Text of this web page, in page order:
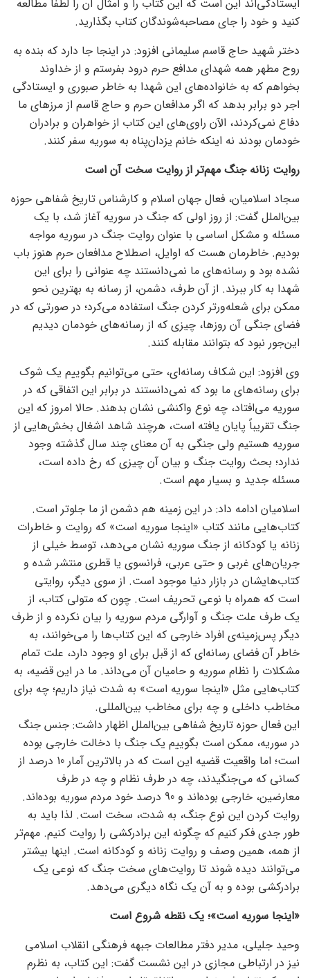
ایستادگی‌اند این است که این کتاب را و امثال آن را لطفاً مطالعه
کنید و خود را جای مصاحبه‌شوندگان کتاب بگذارید.
دختر شهید حاج قاسم سلیمانی افزود: در اینجا جا دارد که بنده به
روح مطهر همه شهدای مدافع حرم درود بفرستم و از خداوند
بخواهم که به خانواده‌های این شهدا به خاطر صبوری و ایستادگی
اجر دو برابر بدهد که اگر مدافعان حرم و حاج قاسم از مرزهای ما
دفاع نمی‌کردند، الآن راوی‌های این کتاب از خواهران و برادران
خودمان بودند نه اینکه خانم یزدان‌پناه به سوریه سفر کنند.
روایت زنانه جنگ مهم‌تر از روایت سخت آن است
سجاد اسلامیان، فعال جهان اسلام و کارشناس تاریخ شفاهی حوزه
بین‌الملل گفت: از روز اولی که جنگ در سوریه آغاز شد، با یک
مسئله‌ و مشکل اساسی با عنوان روایت جنگ در سوریه مواجه
بودیم. خاطرمان هست که اوایل، اصطلاح مدافعان حرم هنوز باب
نشده بود و رسانه‌های ما نمی‌دانستند چه عنوانی را برای این
شهدا به کار ببرند. از آن طرف، دشمن، از رسانه به بهترین نحو
ممکن برای شعله‌ورتر کردن جنگ استفاده می‌کرد؛ در صورتی که در
فضای جنگی آن روزها، چیزی که از رسانه‌های خودمان دیدیم
این‌جور نبود که بتوانند مقابله کنند.
وی افزود: این شکاف رسانه‌ای، حتی می‌توانیم بگوییم یک شوک
برای رسانه‌های ما بود که نمی‌دانستند در برابر این اتفاقی که در
سوریه می‌افتاد، چه نوع واکنشی نشان بدهند. حالا امروز که این
جنگ تقریباً پایان یافته است، هرچند شاهد اشغال بخش‌هایی از
سوریه هستیم ولی جنگی به آن معنای چند سال گذشته وجود
ندارد؛ بحث روایت جنگ و بیان آن چیزی که رخ داده است،
مسئله‌ جدید و بسیار مهم است.
اسلامیان ادامه داد: در این زمینه هم دشمن از ما جلوتر است.
کتاب‌هایی مانند کتاب «اینجا سوریه است» که روایت و خاطرات
زنانه یا کودکانه از جنگ سوریه نشان می‌دهد، توسط خیلی از
جریان‌های غربی و حتی عربی، فرانسوی یا قطری منتشر شده و
کتاب‌هایشان در بازار دنیا موجود است. از سوی دیگر، روایتی
است که همراه با نوعی تحریف است. چون که متولی کتاب، از
یک طرف علت جنگ و آوارگی مردم سوریه را بیان نکرده و از طرف
دیگر پس‌زمینه‌ی افراد خارجی که این کتاب‌ها را می‌خوانند، به
خاطر آن فضای رسانه‌ای که از قبل برای او وجود دارد، علت تمام
مشکلات را نظام سوریه و حامیان آن می‌داند. ما در این قضیه، به
کتاب‌هایی مثل «اینجا سوریه است» به شدت نیاز داریم؛ چه برای
مخاطب داخلی و چه برای مخاطب بین‌المللی‌.
این فعال حوزه تاریخ شفاهی بین‌الملل اظهار داشت: جنس جنگ
در سوریه، ممکن است بگوییم یک جنگ با دخالت خارجی بوده
است؛ اما واقعیت قضیه این است که در بالاترین آمار 10 درصد از
کسانی که می‌جنگیدند، چه در طرف نظام و چه در طرف
معارضین، خارجی بوده‌اند و 90 درصد خود مردم سوریه بوده‌اند.
روایت کردن این نوع جنگ، به شدت، سخت است. لذا باید به
طور جدی فکر کنیم که چگونه این برادرکشی را روایت ‌کنیم. مهم‌تر
از همه، همین وصف و روایت زنانه و کودکانه است. اینها بیشتر
می‌توانند دیده شوند تا روایت‌های سخت جنگ که نوعی یک
برادرکشی بوده و به آن یک نگاه دیگری می‌دهد.
«اینجا سوریه است»؛ یک نقطه شروع است
وحید جلیلی، مدیر دفتر مطالعات جبهه فرهنگی انقلاب اسلامی
نیز در ارتباطی مجازی در این نشست گفت: این کتاب، به نظرم